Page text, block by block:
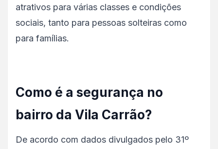
atrativos para várias classes e condições
sociais, tanto para pessoas solteiras como
para famílias.
Como é a segurança no
bairro da Vila Carrão?
De acordo com dados divulgados pelo 31º